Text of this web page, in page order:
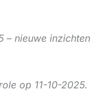
– nieuwe inzichten
op 11-10-2025.